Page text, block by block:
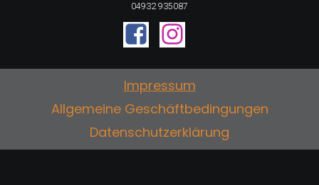
04932 935087
Impressum
Allgemeine Geschäftbedingungen
Datenschutzerklärung